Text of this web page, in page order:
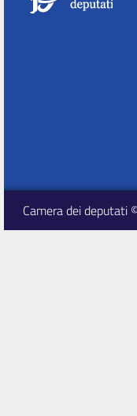
Camera dei deputati